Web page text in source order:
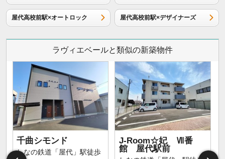
屋代高校前駅×オートロック 屋代高校前駅×デザイナーズ
ラヴィエベールと類似の新築物件
千曲シモンド
しなの鉄道「屋代」駅徒歩
J-Room☆妃 Ⅶ番
館 屋代駅前